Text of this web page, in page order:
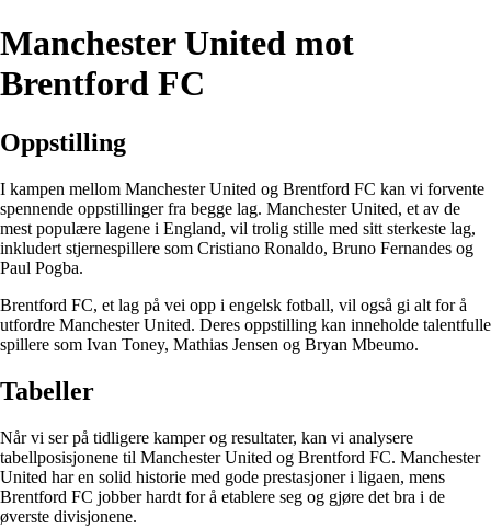
Manchester United mot
Brentford FC
Oppstilling
I kampen mellom Manchester United og Brentford FC kan vi forvente
spennende oppstillinger fra begge lag. Manchester United, et av de
mest populære lagene i England, vil trolig stille med sitt sterkeste lag,
inkludert stjernespillere som Cristiano Ronaldo, Bruno Fernandes og
Paul Pogba.
Brentford FC, et lag på vei opp i engelsk fotball, vil også gi alt for å
utfordre Manchester United. Deres oppstilling kan inneholde talentfulle
spillere som Ivan Toney, Mathias Jensen og Bryan Mbeumo.
Tabeller
Når vi ser på tidligere kamper og resultater, kan vi analysere
tabellposisjonene til Manchester United og Brentford FC. Manchester
United har en solid historie med gode prestasjoner i ligaen, mens
Brentford FC jobber hardt for å etablere seg og gjøre det bra i de
øverste divisjonene.